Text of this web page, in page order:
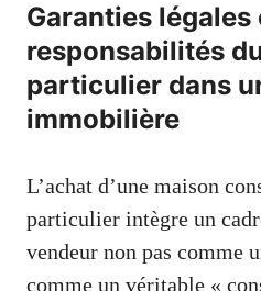
Garanties légales
responsabilités
particulier dans
immobilière
L’achat d’une maison
particulier intègre un
vendeur non pas comme
comme un véritable «